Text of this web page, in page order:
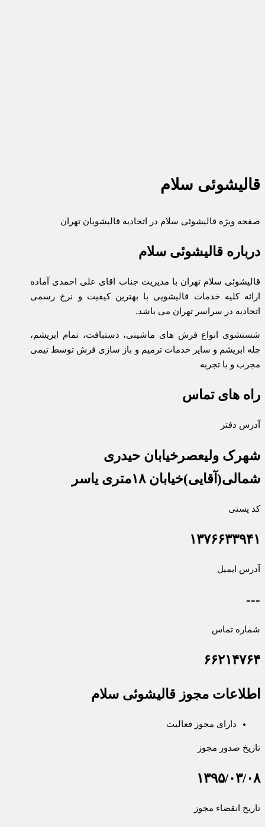
قالیشوئی سلام
صفحه ویژه قالیشوئی سلام در اتحادیه قالیشویان تهران
درباره قالیشوئی سلام
قالیشوئی سلام تهران با مدیریت جناب اقای علی احمدی آماده
ارائه کلیه خدمات قالیشویی با بهترین کیفیت و نرخ رسمی
اتحادیه در سراسر تهران می باشد.
شستشوی انواع فرش های ماشینی، دستبافت، تمام ابریشم،
چله ابریشم و سایر خدمات ترمیم و باز سازی فرش توسط تیمی
مجرب و با تجربه
راه های تماس
آدرس دفتر
شهرک ولیعصرخیابان حیدری
شمالی(آقایی)خیابان ۱۸متری یاسر
کد پستی
۱۳۷۶۶۳۳۹۴۱
آدرس ایمیل
---
شماره تماس
۶۶۲۱۴۷۶۴
اطلاعات مجوز قالیشوئی سلام
دارای مجوز فعالیت
تاریخ صدور مجوز
۱۳۹۵/۰۳/۰۸
تاریخ انقضاء مجوز